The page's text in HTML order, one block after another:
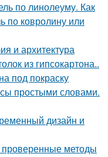
по линолеуму. Как
по ковролину или
и архитектура
из гипсокартона..
под покраску
простыми словами.
дизайн и
проверенные методы